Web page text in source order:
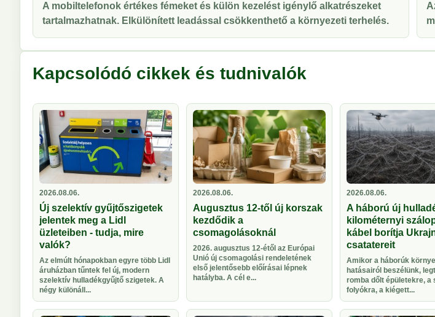
A mobiltelefonok értékes fémeket és külön kezelést igénylő alkatrészeket
tartalmazhatnak. Elkülönített leadással csökkenthető a környezeti terhelés.
Kapcsolódó cikkek és tudnivalók
2026.08.06.
Új szelektív gyűjtőszigetek
jelentek meg a Lidl
üzleteiben - tudja, mire
valók?
Az elmúlt hónapokban egyre több Lidl
áruházban tűntek fel új, modern
szelektív hulladékgyűjtő szigetek. A
négy különáll...
2026.08.06.
Augusztus 12-től új korszak
kezdődik a
csomagolásoknál
2026. augusztus 12-étől az Európai
Unió új csomagolási rendeletének
első jelentősebb előírásai lépnek
hatályba. A cél e...
2026.08.06.
A háború új
kilométernyi
kábel borítja
csatatereit
Amikor a háborúk
hatásairól beszélünk,
romba dőlt épületekre, a
folyókra, a kiégett...